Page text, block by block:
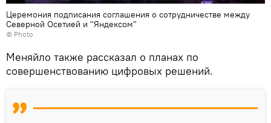
Церемония подписания соглашения о сотрудничестве между
Северной Осетией и "Яндексом"
© Photo
Меняйло также рассказал о планах по
совершенствованию цифровых решений.